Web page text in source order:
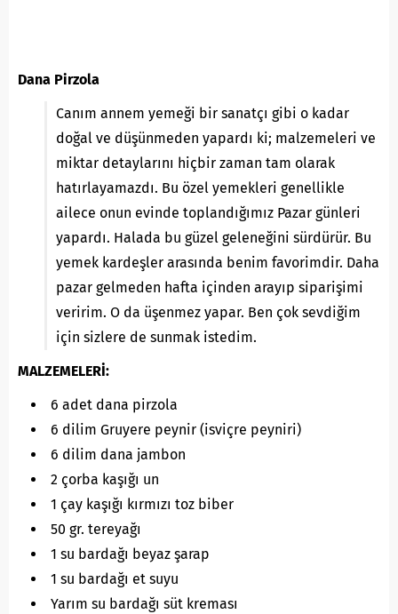
Dana Pirzola
Canım annem yemeği bir sanatçı gibi o kadar
doğal ve düşünmeden yapardı ki; malzemeleri ve
miktar detaylarını hiçbir zaman tam olarak
hatırlayamazdı. Bu özel yemekleri genellikle
ailece onun evinde toplandığımız Pazar günleri
yapardı. Halada bu güzel geleneğini sürdürür. Bu
yemek kardeşler arasında benim favorimdir. Daha
pazar gelmeden hafta içinden arayıp siparişimi
veririm. O da üşenmez yapar. Ben çok sevdiğim
için sizlere de sunmak istedim.
MALZEMELERİ:
6 adet dana pirzola
6 dilim Gruyere peynir (isviçre peyniri)
6 dilim dana jambon
2 çorba kaşığı un
1 çay kaşığı kırmızı toz biber
50 gr. tereyağı
1 su bardağı beyaz şarap
1 su bardağı et suyu
Yarım su bardağı süt kreması